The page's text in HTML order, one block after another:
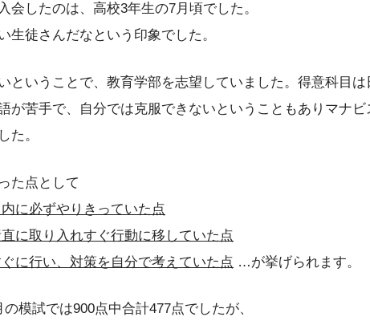
会したのは、高校3年生の7月頃でした。
生徒さんだなという印象でした。
ということで、教育学部を志望していました。得意科目
が苦手で、自分では克服できないということもありマナ
た。
た点として
に必ずやりきっていた点
に取り入れすぐ行動に移していた点
に行い、対策を自分で考えていた点 …が挙げられます。
模試では900点中合計477点でしたが、